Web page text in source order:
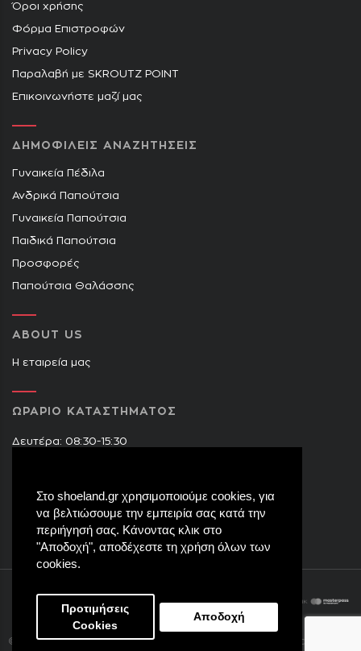
Στο shoeland.gr χρησιμοποιούμε cookies, για
να βελτιώσουμε την εμπειρία σας κατά την
περιήγησή σας. Κάνοντας κλικ στο
"Αποδοχή", αποδέχεστε τη χρήση όλων των
cookies.
Προτιμήσεις
Cookies
Αποδοχή
Όροι χρήσης
Φόρμα Επιστροφών
Privacy Policy
Παραλαβή με SKROUTZ POINT
Επικοινωνήστε μαζί μας
ΔΗΜΟΦΙΛΕΙΣ ΑΝΑΖΗΤΗΣΕΙΣ
Γυναικεία Πέδιλα
Ανδρικά Παπούτσια
Γυναικεία Παπούτσια
Παιδικά Παπούτσια
Προσφορές
Παπούτσια Θαλάσσης
ABOUT US
Η εταιρεία μας
ΩΡΑΡΙΟ ΚΑΤΑΣΤΗΜΑΤΟΣ
Δευτέρα: 08:30-15:30
Πέμπτη: 09:00-14:30 & 17:30-21:00
Παρασκευή: 09:00-14:30 & 17:30-21:00
Σάββατο: 08:30-15:30
© Copyright 2017Shoeland.gr Created by